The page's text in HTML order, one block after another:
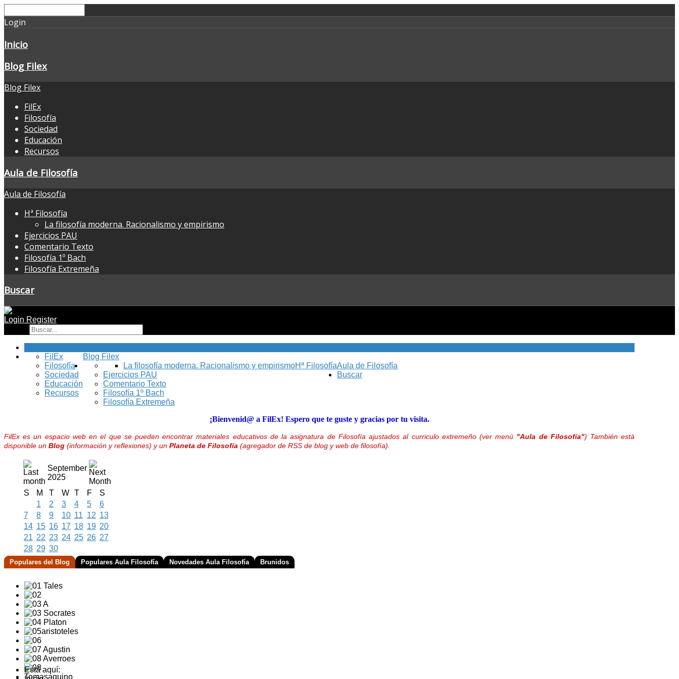
Login
Inicio
Blog Filex
Blog Filex
FilEx
Filosofía
Sociedad
Educación
Recursos
Aula de Filosofía
Aula de Filosofía
Hª Filosofía
La filosofía moderna. Racionalismo y empirismo
Ejercicios PAU
Comentario Texto
Filosofía 1º Bach
Filosofía Extremeña
Buscar
Login Register
Blog Filex
FilEx
Filosofía
Sociedad
Educación
Recursos
Aula de Filosofía
Hª Filosofía
La filosofía moderna. Racionalismo y empirismo
Ejercicios PAU
Comentario Texto
Filosofía 1º Bach
Filosofía Extremeña
Buscar
¡Bienvenid@ a FilEx! Espero que te guste y gracias por tu visita.
FilEx es un espacio web en el que se pueden encontrar materiales educativos de la asignatura de Filosofía ajustados al curriculo extremeño (ver menú "Aula de Filosofía") También está
disponible un Blog (información y reflexiones) y un Planeta de Filosofía (agregador de RSS de blog y web de filosofía).
September
2025
S
M T W T F
S
1
2 3 4 5
6
7
8 9 10 11 12 13
14 15 16 17 18 19 20
21 22 23 24 25 26 27
28 29 30
Populares del Blog Populares Aula Filosofía Novedades Aula Filosofía Brunidos
Está aquí: